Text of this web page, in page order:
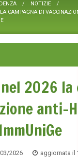
NOTIZIE
CAMPAGNA DI
2026 la
anti-
2026 aggiornata il